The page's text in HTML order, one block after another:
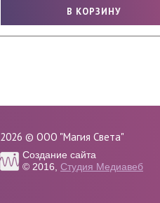
2026 © ООО "Магия Света"
Создание сайта
© 2016, Студия Медиавеб